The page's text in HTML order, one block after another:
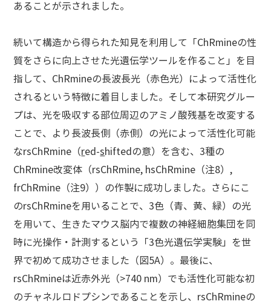
あることが示されました。
続いて構造から得られた知見を利用して「ChRmineの性
質をさらに向上させた光遺伝学ツールを作ること」を目
指して、ChRmineの長波長光（赤色光）によって活性化
されるという特徴に着目しました。そして本研究グルー
プは、光を吸収する部位周辺のアミノ酸残基を改変する
ことで、より長波長側（赤側）の光によって活性化可能
なrsChRmine（red-shiftedの意）を含む、3種の
ChRmine改変体（rsChRmine, hsChRmine（注8）,
frChRmine（注9））の作製に成功しました。さらにこ
のrsChRmineを用いることで、3色（青、黄、緑）の光
を用いて、生きたマウス脳内で複数の神経細胞集団を同
時に光操作・計測するという「3色光遺伝学実験」を世
界で初めて成功させました（図5A）。最後に、
rsChRmineは近赤外光（>740 nm）でも活性化可能な初
のチャネルロドプシンであることを示し、rsChRmineの